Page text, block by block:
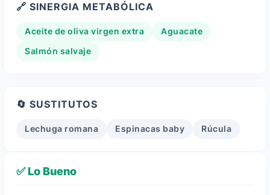
🔗 SINERGIA METABÓLICA
Aceite de oliva virgen extra Aguacate
Salmón salvaje
🔄 SUSTITUTOS
Lechuga romana Espinacas baby Rúcula
✅ Lo Bueno